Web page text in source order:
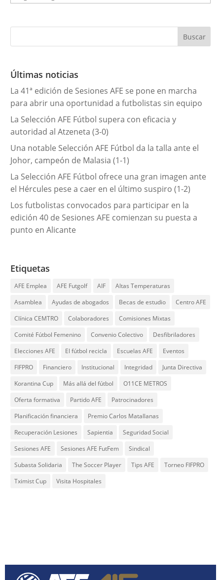
g
r
a
s
Últimas noticias
La 41ª edición de Sesiones AFE se pone en marcha
para abrir una oportunidad a futbolistas sin equipo
La Selección AFE Fútbol supera con eficacia y
autoridad al Atzeneta (3-0)
Una notable Selección AFE Fútbol da la talla ante el
Johor, campeón de Malasia (1-1)
La Selección AFE Fútbol ofrece una gran imagen ante
el Hércules pese a caer en el último suspiro (1-2)
Los futbolistas convocados para participar en la
edición 40 de Sesiones AFE comienzan su puesta a
punto en Alicante
Etiquetas
AFE Emplea AFE Futgolf AIF
Altas Temperaturas
Asamblea
Ayudas de abogados Becas de estudio
Centro AFE
Clínica CEMTRO
Colaboradores
Comisiones Mixtas
Comité Fútbol Femenino
Convenio Colectivo
Desfibriladores
Elecciones AFE
El fútbol recicla Escuelas AFE
Eventos
FIFPRO
Financiero Institucional Integridad
Junta Directiva
Korantina Cup
Más allá del fútbol
O11CE METROS
Oferta formativa
Partido AFE
Patrocinadores
Planificación financiera
Premio Carlos Matallanas
Recuperación Lesiones
Sapientia
Seguridad Social
Sesiones AFE
Sesiones AFE FutFem
Sindical
Subasta Solidaria
The Soccer Player Tips AFE
Torneo FIFPRO
Tximist Cup
Visita Hospitales